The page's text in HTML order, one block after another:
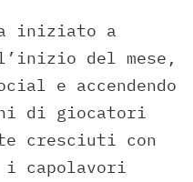
iniziato a
del mese,
e accendendo
di giocatori
cresciuti con
i capolavori